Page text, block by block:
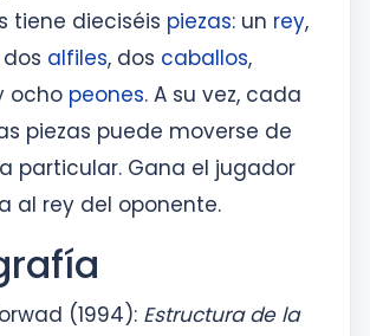
tiene dieciséis piezas: un rey,
dos alfiles, dos caballos,
ocho peones. A su vez, cada
piezas puede moverse de
particular. Gana el jugador
al rey del oponente.
(1994): Estructura de la